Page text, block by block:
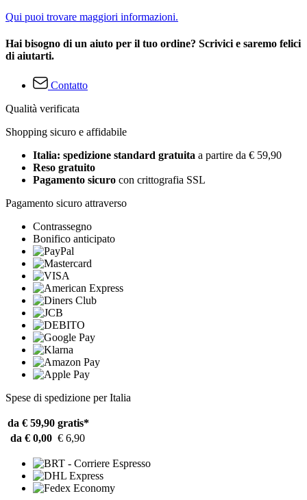
Qui puoi trovare maggiori informazioni.
Hai bisogno di un aiuto per il tuo ordine? Scrivici e saremo felici
di aiutarti.
Contatto
Qualità verificata
Shopping sicuro e affidabile
Italia: spedizione standard gratuita a partire da € 59,90
Reso gratuito
Pagamento sicuro con crittografia SSL
Pagamento sicuro attraverso
Contrassegno
Bonifico anticipato
Spese di spedizione per Italia
da € 59,90 gratis*
da € 0,00 € 6,90